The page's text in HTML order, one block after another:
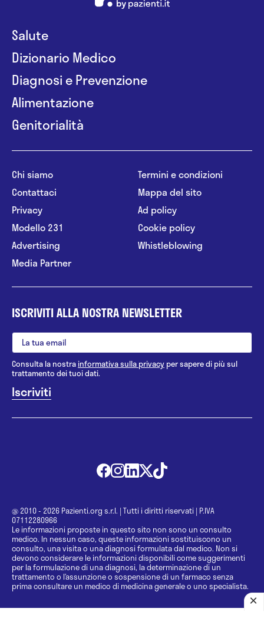
Salute
Dizionario Medico
Diagnosi e Prevenzione
Alimentazione
Genitorialità
Chi siamo
Contattaci
Privacy
Modello 231
Advertising
Media Partner
Termini e condizioni
Mappa del sito
Ad policy
Cookie policy
Whistleblowing
ISCRIVITI ALLA NOSTRA NEWSLETTER
Consulta la nostrainformativa sulla privacy per sapere di più sul
trattamento dei tuoi dati.
@ 2010 - 2026 Pazienti.org s.r.l. | Tutti i diritti riservati | P.IVA
07112280966
Le informazioni proposte in questo sito non sono un consulto
medico. In nessun caso, queste informazioni sostituiscono un
consulto, una visita o una diagnosi formulata dal medico. Non si
devono considerare le informazioni disponibili come suggerimenti
per la formulazione di una diagnosi, la determinazione di un
trattamento o l’assunzione o sospensione di un farmaco senza
prima consultare un medico di medicina generale o uno specialista.